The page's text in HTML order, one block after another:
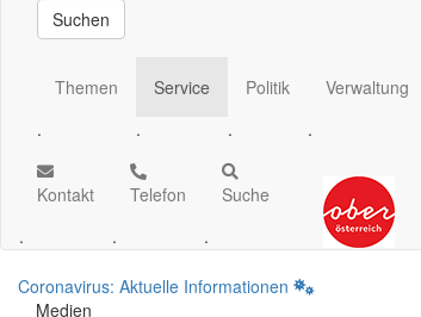
Suchen
Themen
.
Service
.
Politik
.
Verwaltung
.
Kontakt
.
Telefon
.
Suche
.
Coronavirus: Aktuelle Informationen
Medien